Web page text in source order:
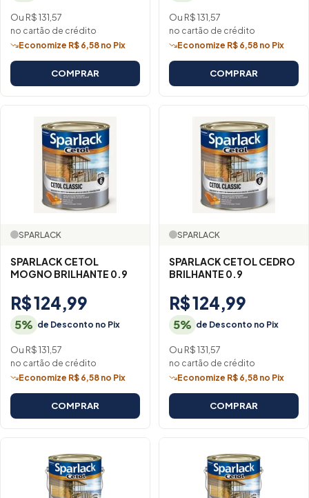
Ou R$ 131,57
no cartão de crédito
Economize R$ 6,58 no Pix
COMPRAR
Ou R$ 131,57
no cartão de crédito
Economize R$ 6,58 no Pix
COMPRAR
SPARLACK
SPARLACK CETOL
MOGNO BRILHANTE 0.9
R$ 124,99
5% de Desconto no Pix
Ou R$ 131,57
no cartão de crédito
Economize R$ 6,58 no Pix
COMPRAR
SPARLACK
SPARLACK CETOL CEDRO
BRILHANTE 0.9
R$ 124,99
5% de Desconto no Pix
Ou R$ 131,57
no cartão de crédito
Economize R$ 6,58 no Pix
COMPRAR